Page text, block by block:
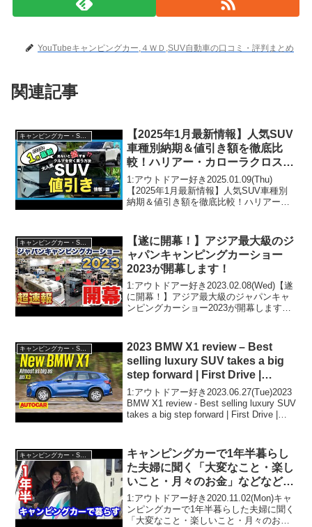
YouTubeキャンピングカー,４ＷＤ,SUV自動車の口コミ・評判まとめ
関連記事
キャンピングカー・SUV人気車種
【2025年1月最新情報】人気SUV
車種別納期＆値引き額を徹底比
較！ハリアー・カローラクロス・
ZR-V・エクストレイル・フォレ
スター・ヴェゼル・ヤリスクロ
ス・CX-80・CX-60・WR-V他
1:アウトドアー好き2025.01.09(Thu)
【2025年1月最新情報】人気SUV車種別
納期＆値引き額を徹底比較！ハリアー・
ロス・CX-80・CX-60・WR-V...
【遂に開幕！】アジア最大級のジ
ャパンキャンピングカーショー
2023が開幕します！
1:アウトドアー好き2023.02.08(Wed)【遂
に開幕！】アジア最大級のジャパンキャ
ンピングカーショー2023が開幕します！
2023.02.08(Wed)この動画は注目です！...
キャンピングカー・SUV人気車種
2023 BMW X1 review – Best
selling luxury SUV takes a big
step forward | First Drive |
Autocar India
1:アウトドアー好き2023.06.27(Tue)2023
BMW X1 review - Best selling luxury SUV
takes a big step forward | First Drive |
キャンピングカーで1年半暮らし
た夫婦に聞く「大変なこと・楽し
いこと・月々のお金」などなど〜
新企画「キャンピングカーってど
うなん」第２弾！
1:アウトドアー好き2020.11.02(Mon)キャ
ンピングカーで1年半暮らした夫婦に聞く
「大変なこと・楽しいこと・月々のお